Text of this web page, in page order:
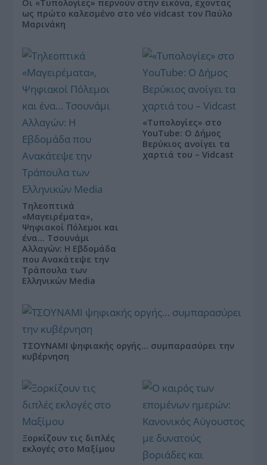
Οι «Τυπολογίες» περνούν στην εικόνα, έχοντας
ως πρώτο καλεσμένο στο νέο vidcast τον Παύλο
Μαρινάκη
Τηλεοπτικά
«Μαγειρέματα»,
Ψηφιακοί Πόλεμοι και
ένα… Τσουνάμι
Αλλαγών: Η Εβδομάδα
που Ανακάτεψε την
Τράπουλα των
Ελληνικών Media
«Τυπολογίες» στο
YouTube: Ο Δήμος
Βερύκιος ανοίγει τα
χαρτιά του – Vidcast
ΤΣΟΥΝΑΜΙ ψηφιακής οργής… συμπαρασύρει την
κυβέρνηση
Ξορκίζουν τις διπλές
εκλογές στο Μαξίμου